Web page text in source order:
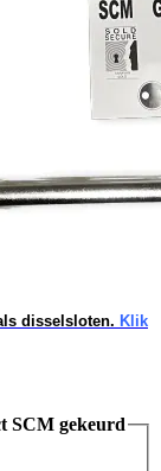
disselsloten. Klik
SCM gekeurd